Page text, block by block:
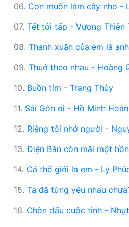
06. Con muốn làm cây nho -
07. Tết tới tấp - Vương Thiên
08. Thanh xuân của em là
09. Thuở theo nhau - Hoàng
10. Buồn tím - Trang Thủy
11. Sài Gòn ơi - Hồ Minh
12. Riêng tôi nhớ người -
13.Điện Bàn còn mãi một
14. Cả thế giới là em - Lý
15. Ta đã từng yêu nhau
16. Chôn dấu cuộc tình -